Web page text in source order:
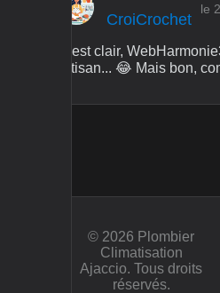
CroiCrochet
le
C'est clair,
artisan... 😂 Mais bon,
© 2026 Plombier
Climatisation
Ajaccio. Tous droits
réservés.